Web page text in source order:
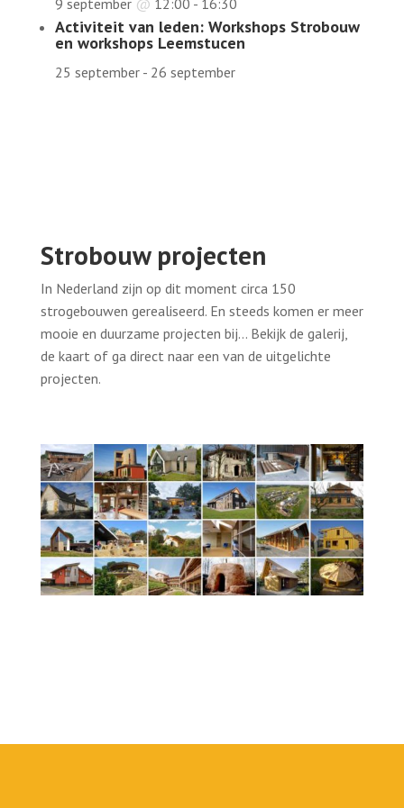
Activiteit van leden: Workshops Strobouw
en workshops Leemstucen
25 september- 26 september
Strobouw projecten
In Nederland zijn op dit moment circa 150
strogebouwen gerealiseerd. En steeds komen er meer
mooie en duurzame projecten bij… Bekijk de galerij,
de kaart of ga direct naar een van de uitgelichte
projecten.